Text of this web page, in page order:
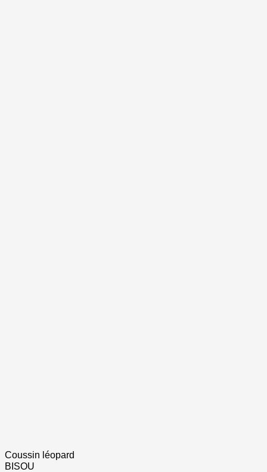
Coussin léopard
BISOU